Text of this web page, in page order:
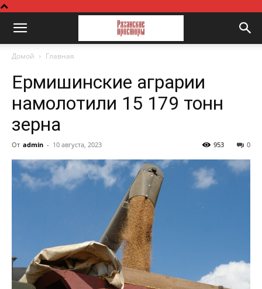
Домой Главная
Ермишинские аграрии
намолотили 15 179 тонн
зерна
От admin - 10 августа, 2023 0
953